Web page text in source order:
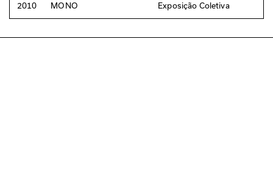
2010 MONO Exposição Coletiva